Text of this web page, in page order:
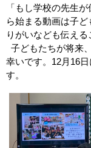
「もし学校の先生
ら始まる動画は子
りがいなども伝える
子どもたちが将来
幸いです。12月16
す。